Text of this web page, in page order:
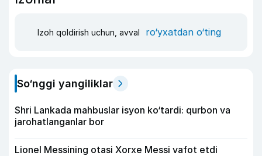
Izoh qoldirish uchun, avval ro‘yxatdan o‘ting
So‘nggi yangiliklar
Shri Lankada mahbuslar isyon ko‘tardi: qurbon va
jarohatlanganlar bor
Lionel Messining otasi Xorxe Messi vafot etdi